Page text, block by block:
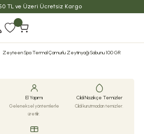
TL ve Üzeri Ücretsiz Kargo
Geri Dön
Zeyteen Spa Termal Çamurlu Zeytinyağı Sabunu 100 GR
El Yapımı
Geleneksel yöntemlerle
üretilir.
Cildi Nazikçe Temizler
Cildi kurutmadan temizler.